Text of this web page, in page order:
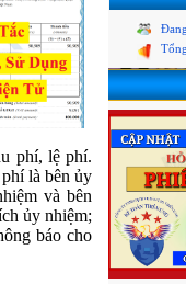
phí, lệ phí.
là bên ủy
và bên
ủy nhiệm;
báo cho